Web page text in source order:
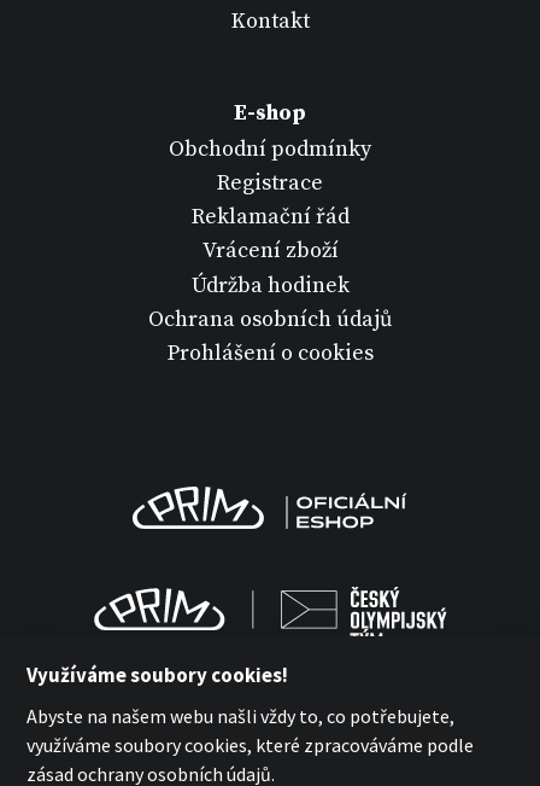
Kontakt
E-shop
Obchodní podmínky
Registrace
Reklamační řád
Vrácení zboží
Údržba hodinek
Ochrana osobních údajů
Prohlášení o cookies
MPM Quality 2026
Využíváme soubory cookies!
Abyste na našem webu našli vždy to, co potřebujete,
využíváme soubory cookies, které zpracováváme podle
zásad ochrany osobních údajů.